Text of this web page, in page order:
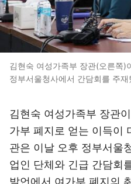
김현숙 여성가족부 장관(오른쪽)
정부서울청사에서 간담회를 주
김현숙 여성가족부 장관
가부 폐지로 얻는 이득이
관은 이날 오후 정부서울
업인 단체와 긴급 간담회
발언에서 여가부 폐지의